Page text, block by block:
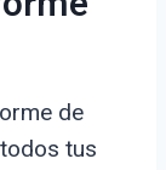
de
tus